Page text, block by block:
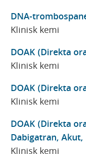
DNA-
Klinisk kemi
DOAK (Direkta
Klinisk kemi
DOAK (Direkta
Klinisk kemi
DOAK (Direkta
Dabigatran, Akut,
Klinisk kemi